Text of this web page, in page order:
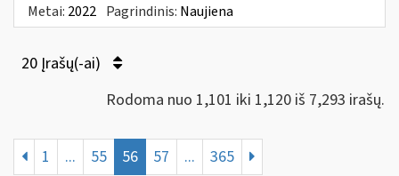
Metai: 2022 Pagrindinis: Naujiena
20 Įrašų(-ai)
Rodoma nuo 1,101 iki 1,120 iš 7,293 irašų.
1 ... 55 56 57 ... 365